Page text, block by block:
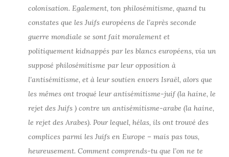
colonisation. Egalement, ton philosémitisme, quand tu
constates que les Juifs européens de l’après seconde
guerre mondiale se sont fait moralement et
politiquement kidnappés par les blancs européens, via un
supposé philosémitisme par leur opposition à
l’antisémitisme, et à leur soutien envers Israël, alors que
les mêmes ont troqué leur antisémitisme-juif (la haine, le
rejet des Juifs ) contre un antisémitisme-arabe (la haine,
le rejet des Arabes). Pour lequel, hélas, ils ont trouvé des
complices parmi les Juifs en Europe – mais pas tous,
heureusement. Comment comprends-tu que l’on ne te